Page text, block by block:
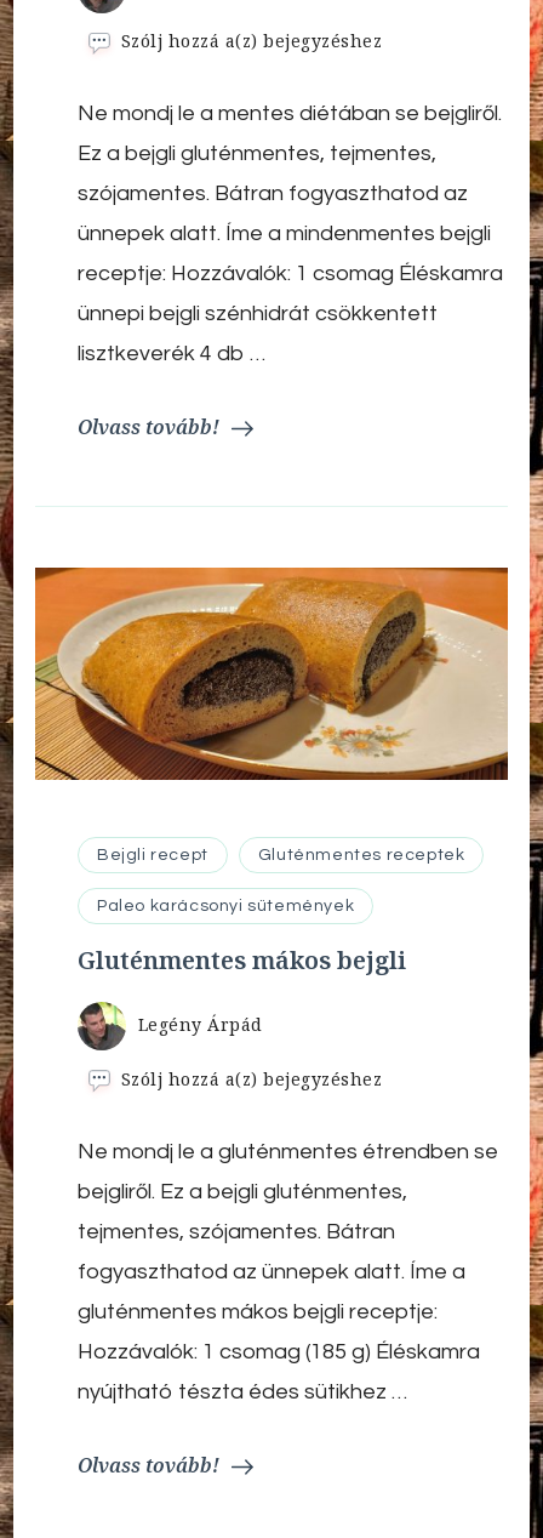
Szólj hozzá a(z)Mindenmentes
bejegyzéshez
Ne mondj le a mentes diétában se bejgliről.
Ez a bejgli gluténmentes, tejmentes,
szójamentes. Bátran fogyaszthatod az
ünnepek alatt. Íme a mindenmentes bejgli
receptje: Hozzávalók: 1 csomag Éléskamra
ünnepi bejgli szénhidrát csökkentett
lisztkeverék 4 db …
Olvass tovább!
Bejgli recept Gluténmentes receptek
Paleo karácsonyi sütemények
Gluténmentes mákos bejgli
Legény Árpád
Szólj hozzá a(z)Gluténmentes
bejegyzéshez
Ne mondj le a gluténmentes étrendben se
bejgliről. Ez a bejgli gluténmentes,
tejmentes, szójamentes. Bátran
fogyaszthatod az ünnepek alatt. Íme a
gluténmentes mákos bejgli receptje:
Hozzávalók: 1 csomag (185 g) Éléskamra
nyújtható tészta édes sütikhez …
Olvass tovább!